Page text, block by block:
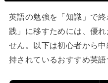
英語の勉強を「知識」で
践」に移すためには、優
せん。以下は初心者から
持されているおすすめ英語